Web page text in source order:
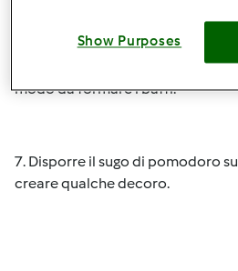
6. Ricavare 6 filetti dalle olive e
modo da formare i baffi.
7. Disporre il sugo di pomodoro
creare qualche decoro.
Show Purposes